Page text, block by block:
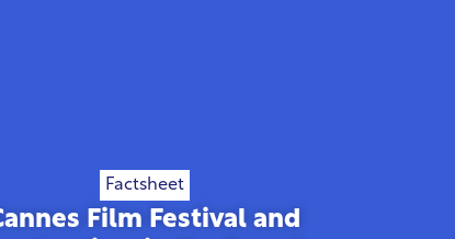
Factsheet
Film Festival and